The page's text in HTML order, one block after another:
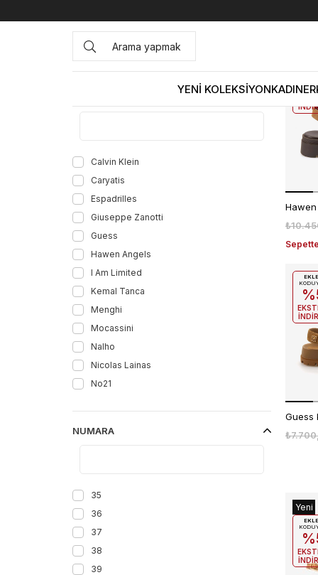
YENİ KOLEKSİYONKADIN
Anasayfa KADIN AYAKKABI Sandalet
Sandalet
Calvin Klein
Caryatis
Espadrilles
Giuseppe Zanotti
Guess
Hawen Angels
I Am Limited
Kemal Tanca
Menghi
Mocassini
Nalho
Nicolas Lainas
No21
NUMARA
35
36
37
38
39
Yeni
Ürün